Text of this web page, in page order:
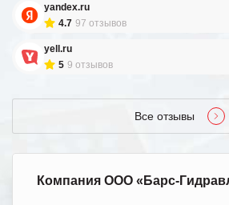
yandex.ru
4.7 97 отзывов
yell.ru
5 9 отзывов
Все отзывы
Компания ООО «Барс-